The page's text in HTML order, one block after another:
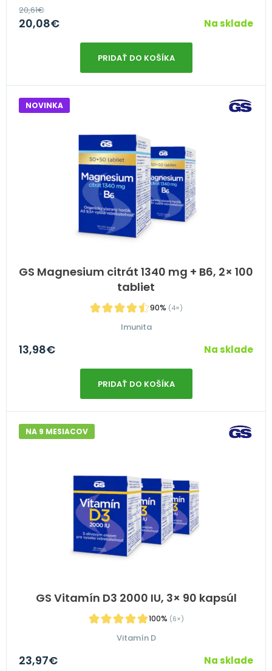
20,61€
20,08€ Na sklade
PRIDAŤ DO KOŠÍKA
GS Magnesium citrát 1340 mg + B6, 2× 100
tabliet
90% (4×)
NOVINKA
Imunita
13,98€ Na sklade
PRIDAŤ DO KOŠÍKA
GS Vitamín D3 2000 IU, 3× 90 kapsúl
100% (6×)
NA 9 MESIACOV
Vitamín D
23,97€ Na sklade